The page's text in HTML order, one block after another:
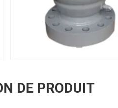
DE PRODUIT